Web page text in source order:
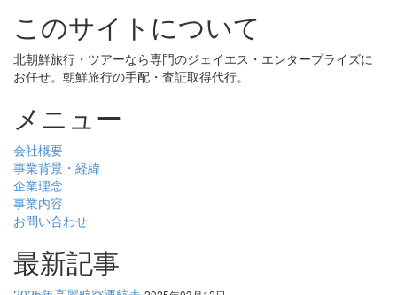
このサイトについて
北朝鮮旅行・ツアーなら専門のジェイエス・エンタープライズに
お任せ。朝鮮旅行の手配・査証取得代行。
メニュー
会社概要
事業背景・経緯
企業理念
事業内容
お問い合わせ
最新記事